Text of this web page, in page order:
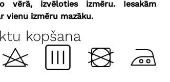
vērā, izvēloties izmēru.
Iesakām
vienu izmēru mazāku.
kopšana